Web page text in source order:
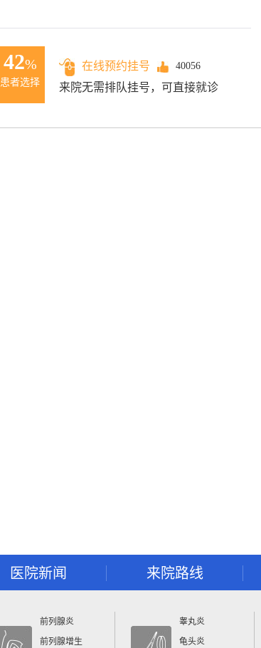
42%
患者选择
在线预约挂号 40056
来院无需排队挂号，可直接就诊
医院新闻 来院路线
前列腺炎
前列腺增生
睾丸炎
龟头炎